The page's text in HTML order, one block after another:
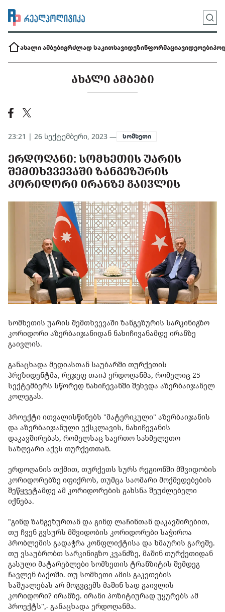
ახალი ამბებიგრძლად საკითხავიდეზინფორმაციავიდეოები
ᲐᲮᲐᲚᲘ ᲐᲛᲑᲔᲑᲘ
23:21 | 26 სექტემბერი, 2023 — სომხეთი
ᲔᲠᲓᲝᲦᲐᲜᲘ: ᲡᲝᲛᲮᲔᲗᲘᲡ ᲣᲐᲠᲘᲡ
ᲨᲔᲛᲗᲮᲕᲕᲔᲕᲐᲨᲘ ᲖᲐᲜᲒᲔᲖᲣᲠᲘᲡ
ᲙᲝᲠᲘᲓᲝᲠᲘ ᲘᲠᲐᲜᲖᲔ ᲒᲐᲘᲕᲚᲘᲡ
სომხეთის უარის შემთხვევაში ზანგეზურის სარკინიგზო
კორიდორი აზერბაიჯანიდან ნახიჩივანამდე ირანზე
გაივლის.
განაცხადა მედიასთან საუბარში თურქეთის
პრეზიდენტმა, რეჯეფ თაიპ ერდოღანმა, რომელიც 25
სექტემბერს სწორედ ნახიჩევანში შეხვდა აზერბაიჯანელ
კოლეგას.
პროექტი ითვალისწინებს "მატერიკული" აზერბაიჯანის
და აზერბაიჯანული ექსკლავის, ნახიჩევანის
დაკავშირებას, რომელსაც საერთო სახმელეთო
საზღვარი აქვს თურქეთთან.
ერდოღანის თქმით, თურქეთს სურს რეგიონში მშვიდობის
კორიდორებზე იფიქროს, თუმცა საომარი მოქმედებების
შეწყვეტამდე ამ კორიდორების გახსნა შეუძლებელი
იქნება.
"გინდ ზანგეზურთან და გინდ ლაჩინთან დაკავშირებით,
თუ ჩვენ გვსურს მშვიდობის კორიდორები საჭიროა
პრობლემის გადაჭრა კონფლიქტისა და ხმაურის გარეშე.
თუ ვსაუბრობთ სარკინიგზო კვანძზე, მაშინ თურქეთიდან
გასული მატარებლები სომხეთის ტრანზიტის შემდეგ
ჩავლენ ბაქოში. თუ სომხეთი ამის გაკეთების
საშუალებას არ მოგვცემს მაშინ სად გაივლის
კორიდორი? ირანზე. ირანი პოზიტიურად უყურებს ამ
პროექტს",- განაცხადა ერდოღანმა.